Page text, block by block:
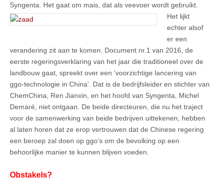
Syngenta. Het gaat om mais, dat als veevoer wordt gebruikt.
Het lijkt
echter alsof
er een
verandering zit aan te komen. Document nr.1 van 2016, de
eerste regeringsverklaring van het jaar die traditioneel over de
landbouw gaat, spreekt over een ‘voorzichtige lancering van
ggo-technologie in China’. Dat is de bedrijfsleider en stichter van
ChemChina, Ren Jianxin, en het hoofd van Syngenta, Michel
Demaré, niet ontgaan. De beide directeuren, die nu het traject
voor de samenwerking van beide bedrijven uittekenen, hebben
al laten horen dat ze erop vertrouwen dat de Chinese regering
een beroep zal doen op ggo’s om de bevolking op een
behoorlijke manier te kunnen blijven voeden.
Obstakels?